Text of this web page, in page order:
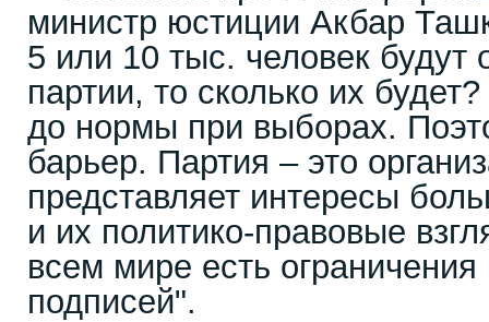
министр юстиции Акбар
5 или 10 тыс. человек будут
партии, то сколько их
до нормы при выборах.
барьер. Партия – это
представляет интересы
и их политико-правовые
всем мире есть ограничения
подписей".